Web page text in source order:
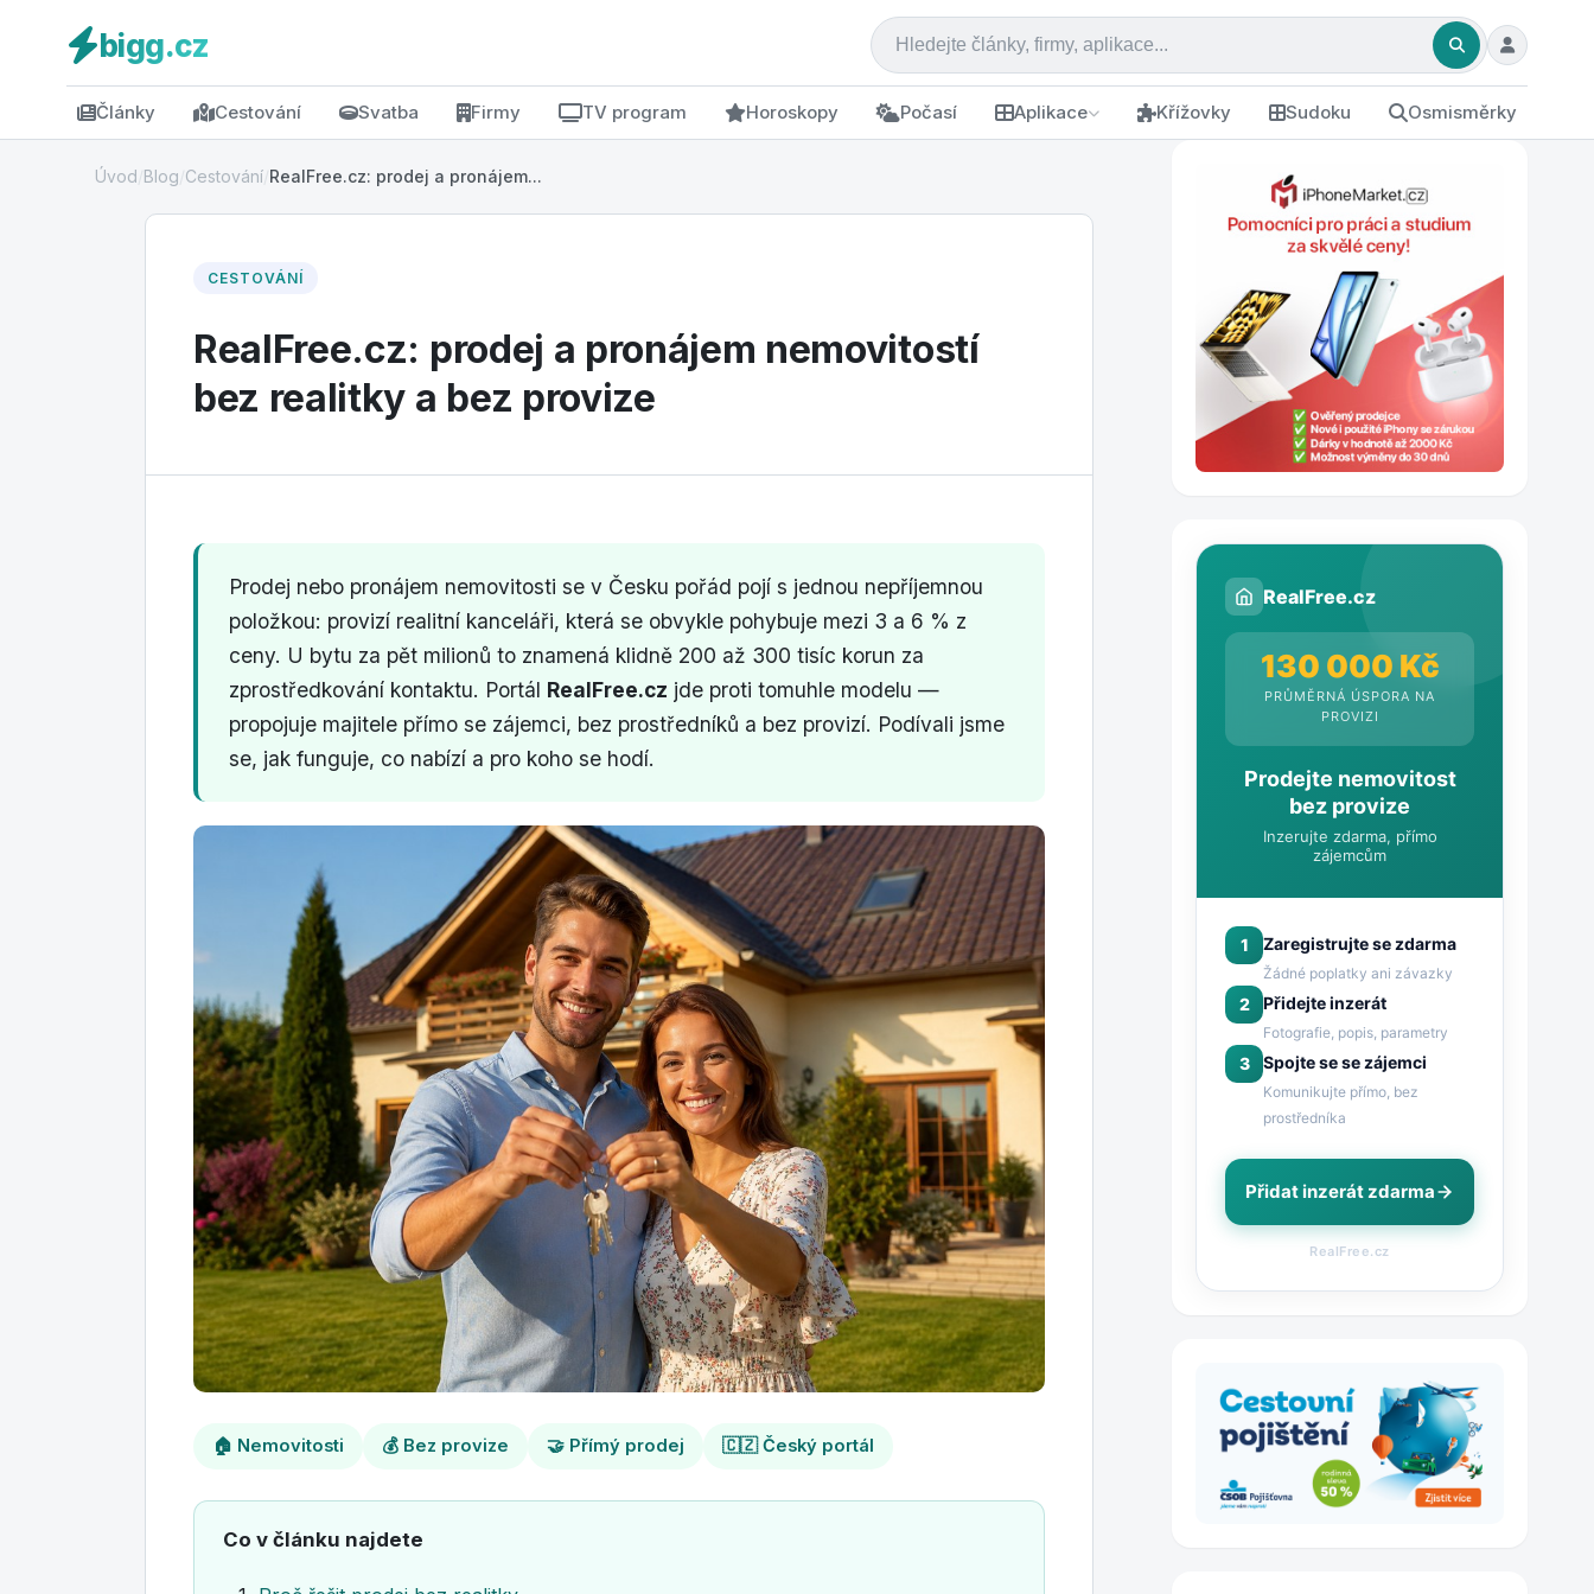
bigg.cz
Články Cestování Svatba Firmy TV program Horoskopy Počasí Aplikace Křížovky Sudoku Osmisměrky
Úvod Blog Cestování RealFree.cz: prodej a pronájem...
CESTOVÁNÍ
RealFree.cz: prodej a pronájem nemovitostí
bez realitky a bez provize
Prodej nebo pronájem nemovitosti se v Česku pořád pojí s jednou nepříjemnou
položkou: provizí realitní kanceláři, která se obvykle pohybuje mezi 3 a 6 % z
ceny. U bytu za pět milionů to znamená klidně 200 až 300 tisíc korun za
zprostředkování kontaktu. Portál RealFree.cz jde proti tomuhle modelu —
propojuje majitele přímo se zájemci, bez prostředníků a bez provizí. Podívali jsme
se, jak funguje, co nabízí a pro koho se hodí.
🏠 Nemovitosti 💰 Bez provize 🤝 Přímý prodej 🇨🇿 Český portál
Co v článku najdete
RealFree.cz
130 000 Kč
PRŮMĚRNÁ ÚSPORA NA
PROVIZI
Prodejte nemovitost
bez provize
Inzerujte zdarma, přímo
zájemcům
1 Zaregistrujte se zdarma
Žádné poplatky ani závazky
2 Přidejte inzerát
Fotografie, popis, parametry
3 Spojte se se zájemci
Komunikujte přímo, bez
prostředníka
Přidat inzerát zdarma
RealFree.cz